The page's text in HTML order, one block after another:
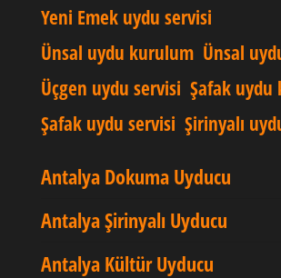
Yeni Emek uydu servisi
Ünsal uydu kurulum Ünsal
Üçgen uydu servisi Şafak
Şafak uydu servisi Şirinyalı
Antalya Dokuma Uyducu
Antalya Şirinyalı Uyducu
Antalya Kültür Uyducu